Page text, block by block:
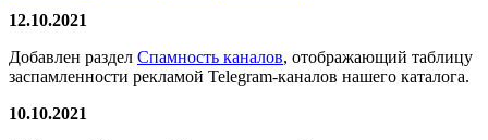
12.10.2021
Добавлен раздел Спамность каналов, отображающий таблицу
заспамленности рекламой Telegram-каналов нашего каталога.
10.10.2021